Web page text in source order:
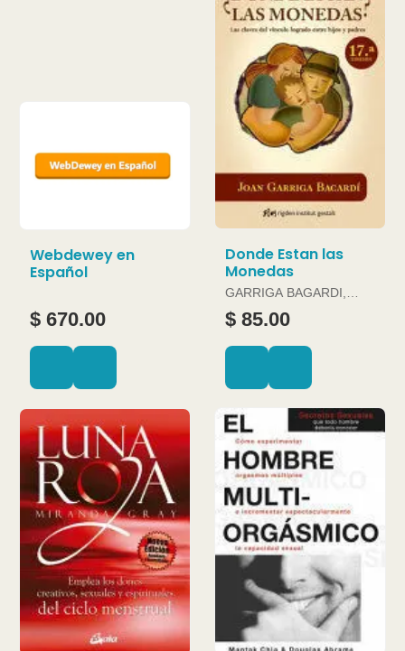
Webdewey en
Español
$ 670.00
Donde Estan las
Monedas
GARRIGA BAGARDI,
JOAN
$ 85.00